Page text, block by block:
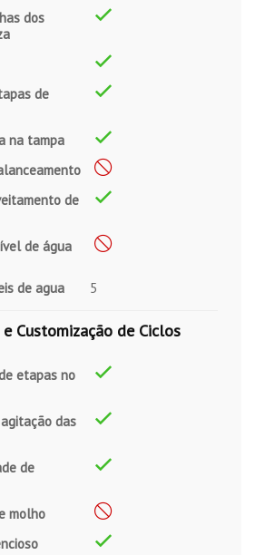
dos
de
na tampa
de
de água
de agua
5
Customização de Ciclos
etapas no
das
de
molho